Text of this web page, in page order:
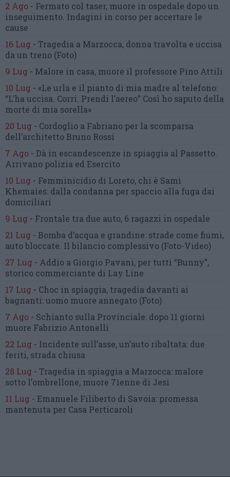
2 Ago - Fermato col taser, muore in ospedale dopo un
inseguimento. Indagini in corso per accertare le
cause
16 Lug - Tragedia a Marzocca, donna travolta e uccisa
da un treno (Foto)
9 Lug - Malore in casa, muore il professore Pino Attili
10 Lug - «Le urla e il pianto di mia madre al telefono:
“L’ha uccisa. Corri. Prendi l’aereo” Così ho saputo della
morte di mia sorella»
20 Lug - Cordoglio a Fabriano per la scomparsa
dell’architetto Bruno Rossi
7 Ago - Dà in escandescenze in spiaggia al Passetto.
Arrivano polizia ed Esercito
10 Lug - Femminicidio di Loreto, chi è Sami
Khemaies: dalla condanna per spaccio alla fuga dai
domiciliari
9 Lug - Frontale tra due auto, 6 ragazzi in ospedale
21 Lug - Bomba d’acqua e grandine: strade come fiumi,
auto bloccate. Il bilancio complessivo (Foto-Video)
27 Lug - Addio a Giorgio Pavani, per tutti “Bunny”,
storico commerciante di Lay Line
17 Lug - Choc in spiaggia, tragedia davanti ai
bagnanti:uomo muore annegato (Foto)
7 Ago - Schianto sulla Provinciale: dopo 11 giorni
muore Fabrizio Antonelli
22 Lug - Incidente sull’asse, un’auto ribaltata: due
feriti, strada chiusa
28 Lug - Tragedia in spiaggia a Marzocca: malore
sotto l’ombrellone, muore 71enne di Jesi
11 Lug - Emanuele Filiberto di Savoia: promessa
mantenuta per Casa Perticaroli